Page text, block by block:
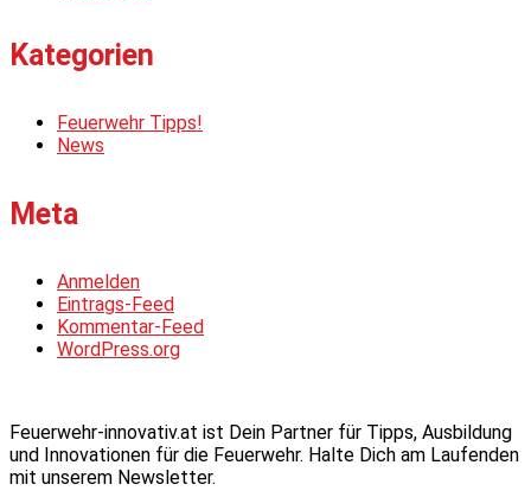
Kategorien
Feuerwehr Tipps!
News
Meta
Anmelden
Eintrags-Feed
Kommentar-Feed
WordPress.org
Feuerwehr-innovativ.at ist Dein Partner für Tipps, Ausbildung
und Innovationen für die Feuerwehr. Halte Dich am Laufenden
mit unserem Newsletter.